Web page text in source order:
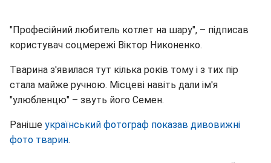
"Професійний любитель котлет на шару", – підписав
користувач соцмережі Віктор Никоненко.
Тварина з'явилася тут кілька років тому і з тих пір
стала майже ручною. Місцеві навіть дали ім'я
"улюбленцю" – звуть його Семен.
Раніше український фотограф показав дивовижні
фото тварин.